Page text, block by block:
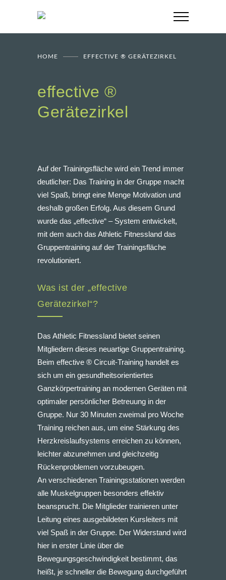
HOME EFFECTIVE ® GERÄTEZIRKEL
effective ®
Gerätezirkel
Auf der Trainingsfläche wird ein Trend immer
deutlicher: Das Training in der Gruppe macht
viel Spaß, bringt eine Menge Motivation und
deshalb großen Erfolg. Aus diesem Grund
wurde das „effective“ – System entwickelt,
mit dem auch das Athletic Fitnessland das
Gruppentraining auf der Trainingsfläche
revolutioniert.
Was ist der „effective
Gerätezirkel“?
Das Athletic Fitnessland bietet seinen
Mitgliedern dieses neuartige Gruppentraining.
Beim effective ® Circuit-Training handelt es
sich um ein gesundheitsorientiertes
Ganzkörpertraining an modernen Geräten mit
optimaler persönlicher Betreuung in der
Gruppe. Nur 30 Minuten zweimal pro Woche
Training reichen aus, um eine Stärkung des
Herzkreislaufsystems erreichen zu können,
leichter abzunehmen und gleichzeitig
Rückenproblemen vorzubeugen.
An verschiedenen Trainingsstationen werden
alle Muskelgruppen besonders effektiv
beansprucht. Die Mitglieder trainieren unter
Leitung eines ausgebildeten Kursleiters mit
viel Spaß in der Gruppe. Der Widerstand wird
hier in erster Linie über die
Bewegungsgeschwindigkeit bestimmt, das
heißt, je schneller die Bewegung durchgeführt